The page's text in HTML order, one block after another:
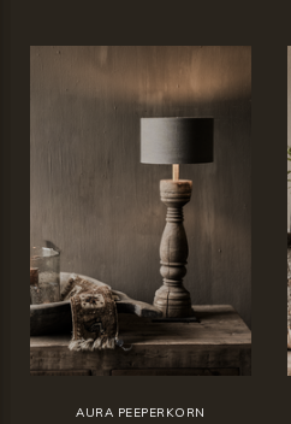
AURA PEEPERKORN